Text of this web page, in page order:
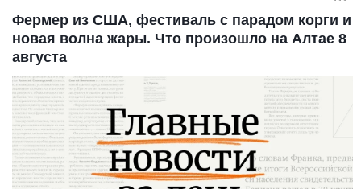
Фермер из США, фестиваль с парадом корги и
новая волна жары. Что произошло на Алтае 8
августа